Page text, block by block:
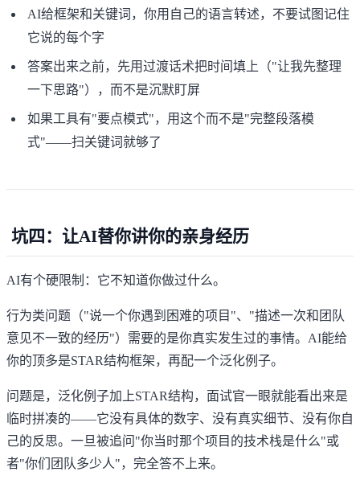
AI给框架和关键词，你用自己的语言转述，不要试图记住
它说的每个字
答案出来之前，先用过渡话术把时间填上（"让我先整理
一下思路"），而不是沉默盯屏
如果工具有"要点模式"，用这个而不是"完整段落模
式"——扫关键词就够了
坑四：让AI替你讲你的亲身经历
AI有个硬限制：它不知道你做过什么。
行为类问题（"说一个你遇到困难的项目"、"描述一次和团队
意见不一致的经历"）需要的是你真实发生过的事情。AI能给
你的顶多是STAR结构框架，再配一个泛化例子。
问题是，泛化例子加上STAR结构，面试官一眼就能看出来是
临时拼凑的——它没有具体的数字、没有真实细节、没有你自
己的反思。一旦被追问"你当时那个项目的技术栈是什么"或
者"你们团队多少人"，完全答不上来。